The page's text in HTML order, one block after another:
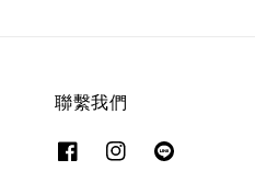
聯繫我們